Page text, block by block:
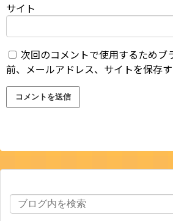
サイト
次回のコメントで使用するためブ
前、メールアドレス、サイトを保存す